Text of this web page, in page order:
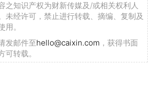
之知识产权为财新传媒及/或相关权利人
未经许可，禁止进行转载、摘编、复制及
用。
发邮件至hello@caixin.com ，获得书面
可转载。